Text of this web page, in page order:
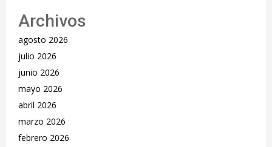
Archivos
agosto 2026
julio 2026
junio 2026
mayo 2026
abril 2026
marzo 2026
febrero 2026